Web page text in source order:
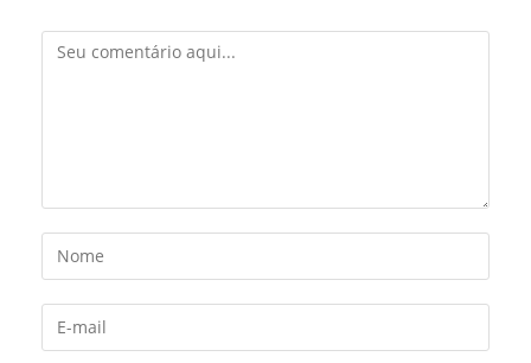
Comentário
Digite
seu
nome
ou
Digite
seu